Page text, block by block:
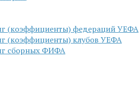
(коэффициенты) федераций УЕФА
(коэффициенты) клубов УЕФА
сборных ФИФА